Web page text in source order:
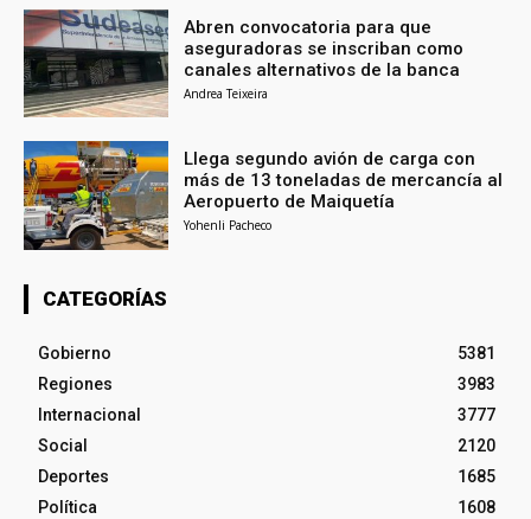
Abren convocatoria para que
aseguradoras se inscriban como
canales alternativos de la banca
Andrea Teixeira
Llega segundo avión de carga con
más de 13 toneladas de mercancía al
Aeropuerto de Maiquetía
Yohenli Pacheco
CATEGORÍAS
Gobierno
5381
Regiones
3983
Internacional
3777
Social
2120
Deportes
1685
Política
1608